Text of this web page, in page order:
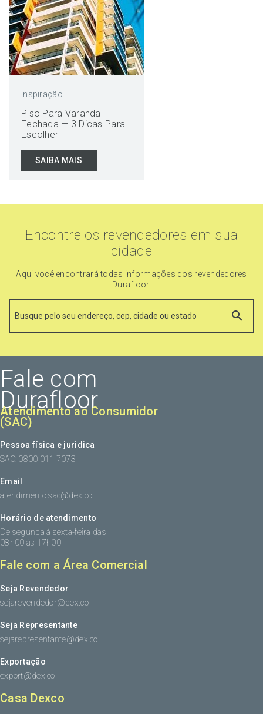
Inspiração
Piso Para Varanda
Fechada — 3 Dicas Para
Escolher
SAIBA MAIS
Encontre os revendedores em sua
cidade
Aqui você encontrará todas informações dos revendedores
Durafloor.
Fale com
Durafloor
Atendimento ao Consumidor
(SAC)
Pessoa física e juridica
SAC: 0800 011 7073
Email
atendimento.sac@dex.co
Horário de atendimento
De segunda à sexta-feira das
08h00 às 17h00
Fale com a Área Comercial
Seja Revendedor
sejarevendedor@dex.co
Seja Representante
sejarepresentante@dex.co
Exportação
export@dex.co
Casa Dexco